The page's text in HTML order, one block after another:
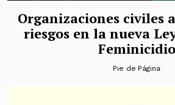
Organizaciones civiles
riesgos en la nueva
Feminicidio
Pie de Página